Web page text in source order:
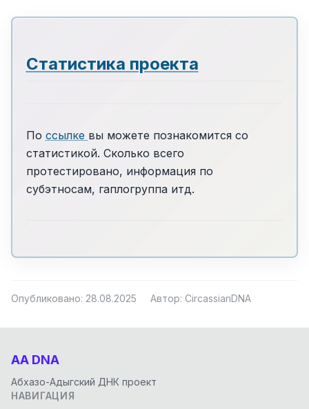
Статистика проекта
По ссылке вы можете познакомится со
статистикой. Сколько всего
протестировано, информация по
субэтносам, гаплогруппа итд.
Опубликовано: 28.08.2025 Автор: CircassianDNA
AA DNA
Абхазо-Адыгский ДНК проект
НАВИГАЦИЯ